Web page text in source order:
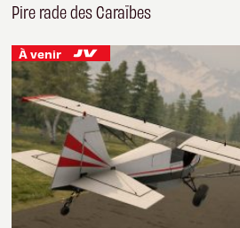
Pire rade des Caraïbes
À venir